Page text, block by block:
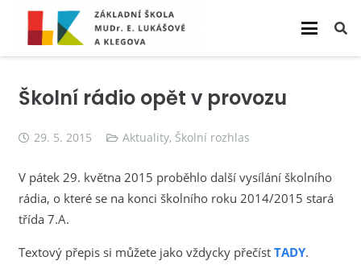
Školní rádio opět v provozu
29. 5. 2015 Aktuality, Školní rozhlas
V pátek 29. května 2015 proběhlo další vysílání školního
rádia, o které se na konci školního roku 2014/2015 stará
třída 7.A.
Textový přepis si můžete jako vždycky přečíst TADY.